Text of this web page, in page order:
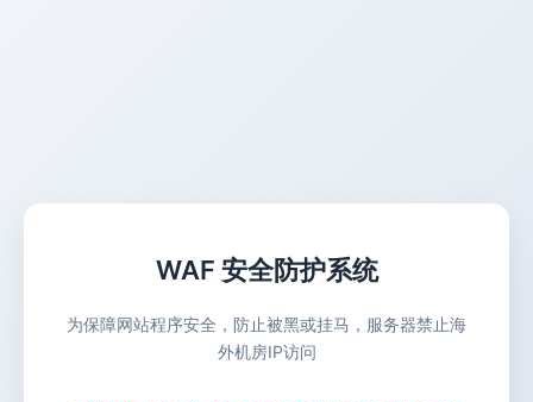
WAF 安全防护系统
为保障网站程序安全，防止被黑或挂马，服务器禁止海
外机房IP访问